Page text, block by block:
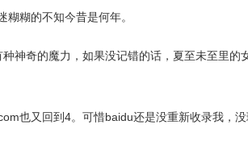
糊的不知今昔是何年。
神奇的魔力，如果没记错的话，夏至未至里的
也又回到4。可惜baidu还是没重新收录我，